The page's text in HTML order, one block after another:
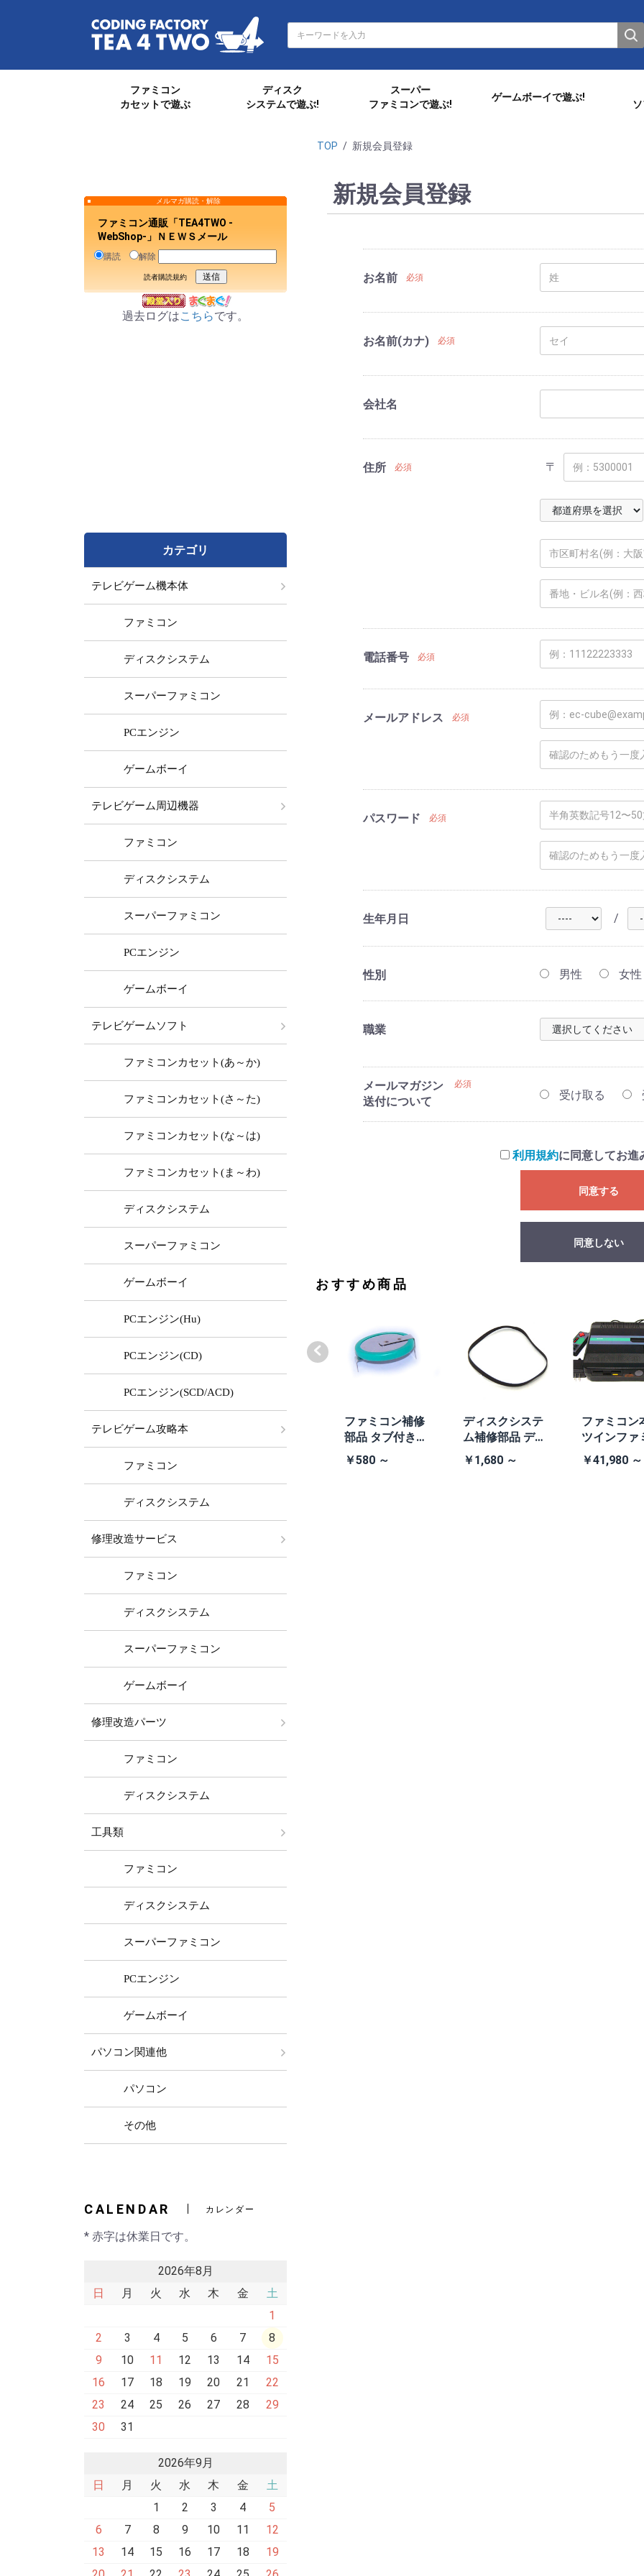
ファミコン
カセットで遊ぶ
ディスク
システムで遊ぶ!
スーパー
ファミコンで遊ぶ!
ゲームボーイで遊ぶ!
メルマガ購読・解除
ファミコン通販「TEA4TWO -
WebShop-」ＮＥＷＳメール
購読 解除
読者購読規約
過去ログはこちらです。
カテゴリ
テレビゲーム機本体
ファミコン
ディスクシステム
スーパーファミコン
PCエンジン
ゲームボーイ
テレビゲーム周辺機器
ファミコン
ディスクシステム
スーパーファミコン
PCエンジン
ゲームボーイ
テレビゲームソフト
ファミコンカセット(あ～か)
ファミコンカセット(さ～た)
ファミコンカセット(な～は)
ファミコンカセット(ま～わ)
ディスクシステム
スーパーファミコン
ゲームボーイ
PCエンジン(Hu)
PCエンジン(CD)
PCエンジン(SCD/ACD)
テレビゲーム攻略本
ファミコン
ディスクシステム
修理改造サービス
ファミコン
ディスクシステム
スーパーファミコン
ゲームボーイ
修理改造パーツ
ファミコン
ディスクシステム
工具類
ファミコン
ディスクシステム
スーパーファミコン
PCエンジン
ゲームボーイ
パソコン関連他
パソコン
その他
CALENDAR カレンダー
* 赤字は休業日です。
2026年8月
日
月 火 水 木 金
土
1
2
3 4 5 6 7
8
9
10 11 12 13 14
15
16
17 18 19 20 21
22
23
24 25 26 27 28
29
30
31
2026年9月
日
月 火 水 木 金
土
1
2 3 4
5
6
7 8 9 10 11
12
13
14 15 16 17 18
19
TOP / 新規会員登録
新規会員登録
お名前 必須
お名前(カナ) 必須
会社名
住所 必須 〒
電話番号 必須
メールアドレス 必須
パスワード 必須
生年月日 /
性別 男性 女性
職業
メールマガジン
送付について
必須
受け取る
利用規約に同意してお進
同意する
同意しない
おすすめ商品
ファミコン本体
TEA4TWO FC/A
￥14,980 ～
TEA4TWO FC/A
ファミコン補修
部品 タブ付きコ
イン電池(CR203
2)
￥580 ～
ディスクシステ
ム補修部品 ディ
スクシステム用
交換ベルト
￥1,680 ～
ファミコン
ツインファ
ン本体
B 黒・連射
￥41,980 ～